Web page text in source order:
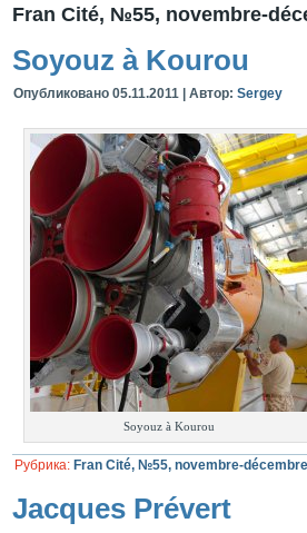
Fran Cité, №55, novembre-
Soyouz à Kourou
Опубликовано 05.11.2011 Автор: Sergey
Soyouz à Kourou
Рубрика: Fran Cité, №55, novembre-
Jacques Prévert